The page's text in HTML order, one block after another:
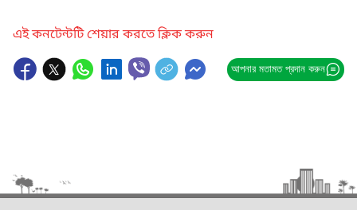
এই কনটেন্টটি শেয়ার করতে ক্লিক করুন
আপনার মতামত প্রদান করুন